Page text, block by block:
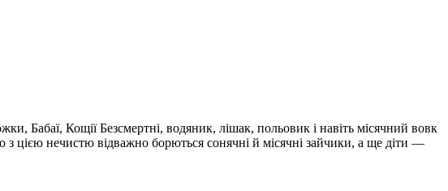
Бабаї, Кощії Безсмертні, водяник, лішак, польовик і навіть місячний вовк
нечистю відважно борються сонячні й місячні зайчики, а ще діти —